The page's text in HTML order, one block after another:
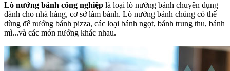
Lò nướng bánh công nghiệp là loại lò nướng bánh chuyên dụng
dành cho nhà hàng, cơ sở làm bánh. Lò nướng bánh chúng có thể
dùng để nướng bánh pizza, các loại bánh ngọt, bánh trung thu, bánh
mì...và các món nướng khác nhau.